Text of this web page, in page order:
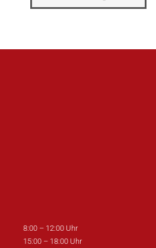
8:00 – 12:00 Uhr
15:00 – 18:00 Uhr